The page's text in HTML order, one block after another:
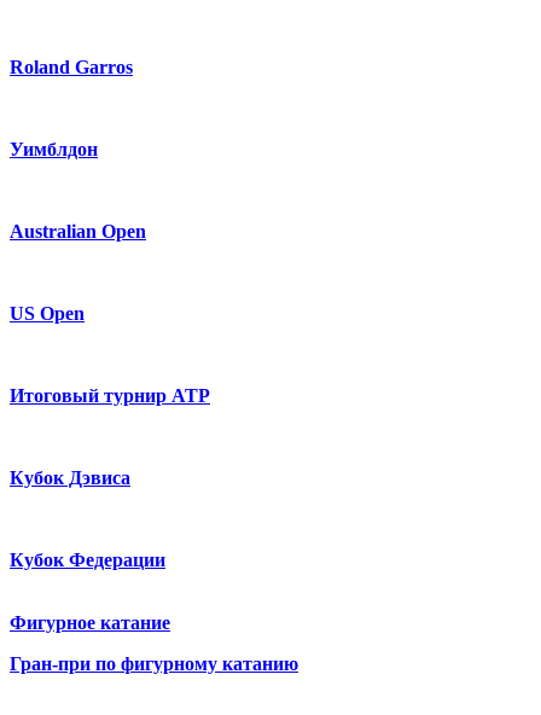
Roland Garros
Уимблдон
Australian Open
US Open
Итоговый турнир ATP
Кубок Дэвиса
Кубок Федерации
Фигурное катание
Гран-при по фигурному катанию